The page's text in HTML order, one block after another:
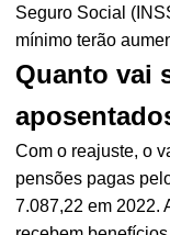
Seguro Social
mínimo terão
Quanto vai
Com o reajuste, o
pensões pagas
7.087,22 em 2022.